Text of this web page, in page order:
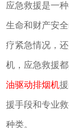
应急救援是一
生命和财产安
疗紧急情况，
机，应急救援
油驱动排烟机
援手段和专业
种类。